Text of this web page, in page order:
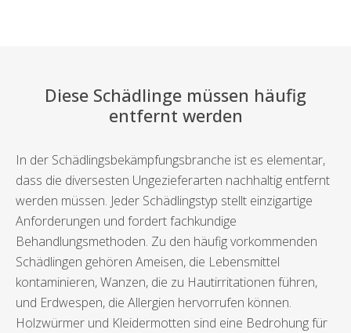
Diese Schädlinge müssen häufig
entfernt werden
In der Schädlingsbekämpfungsbranche ist es elementar,
dass die diversesten Ungezieferarten nachhaltig entfernt
werden müssen. Jeder Schädlingstyp stellt einzigartige
Anforderungen und fordert fachkundige
Behandlungsmethoden. Zu den häufig vorkommenden
Schädlingen gehören Ameisen, die Lebensmittel
kontaminieren, Wanzen, die zu Hautirritationen führen,
und Erdwespen, die Allergien hervorrufen können.
Holzwürmer und Kleidermotten sind eine Bedrohung für